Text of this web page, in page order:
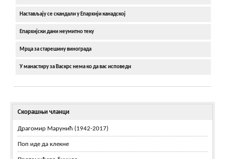
Настављају се скандали у Епархији канадској
Епархијски дани неумитно теку
Мрца за старешину винограда
У манастиру за Васкрс нема ко да вас исповеди
Скорашњи чланци
Драгомир Марунић (1942-2017)
Поп иде да клекне